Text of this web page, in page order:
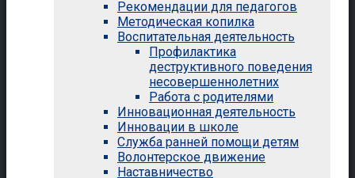
Рекомендации для педагогов
Методическая копилка
Воспитательная деятельность
Профилактика
деструктивного поведения
несовершеннолетних
Работа с родителями
Инновационная деятельность
Инновации в школе
Служба ранней помощи детям
Волонтерское движение
Наставничество